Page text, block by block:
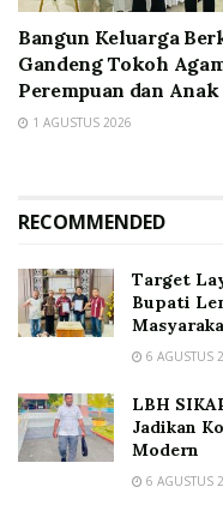
Bangun Keluarga
Gandeng Tokoh
Perempuan dan Anak
1 AGUSTUS 2026
RECOMMENDED
Target
Bupati
6 AGUSTUS
LBH
Jadikan
Modern
6 AGUSTUS